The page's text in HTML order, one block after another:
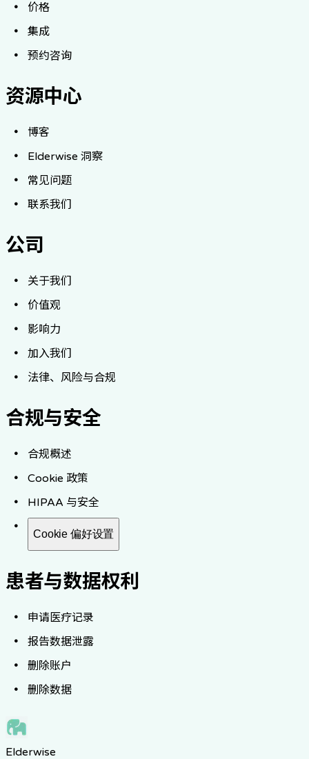
价格
集成
预约咨询
资源中心
博客
Elderwise 洞察
常见问题
联系我们
公司
关于我们
价值观
影响力
加入我们
法律、风险与合规
合规与安全
合规概述
Cookie 政策
HIPAA 与安全
Cookie 偏好设置
患者与数据权利
申请医疗记录
报告数据泄露
删除账户
删除数据
Elderwise